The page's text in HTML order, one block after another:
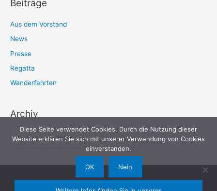
Beiträge
Aus dem Vorstand
News
Presse
Regatta
Wanderfahrten
Archiv
Diese Seite verwendet Cookies. Durch die Nutzung dieser
Website erklären Sie sich mit unserer Verwendung von Cookies
einverstanden.
OK Nein